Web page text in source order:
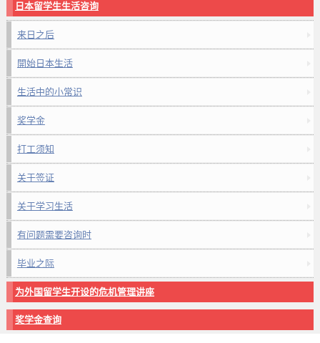
日本留学生生活咨询
来日之后
開始日本生活
生活中的小常识
奖学金
打工须知
关于签证
关于学习生活
有问题需要咨询时
毕业之际
为外国留学生开设的危机管理讲座
奖学金查询